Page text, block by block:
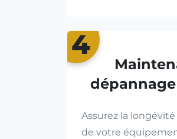
4
Assurez la
de votre